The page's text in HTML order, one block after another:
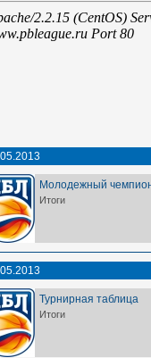
Молодежный
Итоги
Турнирная таблица
Итоги